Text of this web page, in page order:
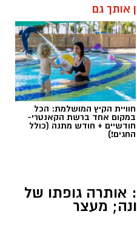
אותך גם
חוויית הקיץ המושלמת: הכל
במקום אחד ברשת הקאנטרי-
חודשיים + חודש מתנה (כולל
החגים!)
אותרה גופתו של
מעצר